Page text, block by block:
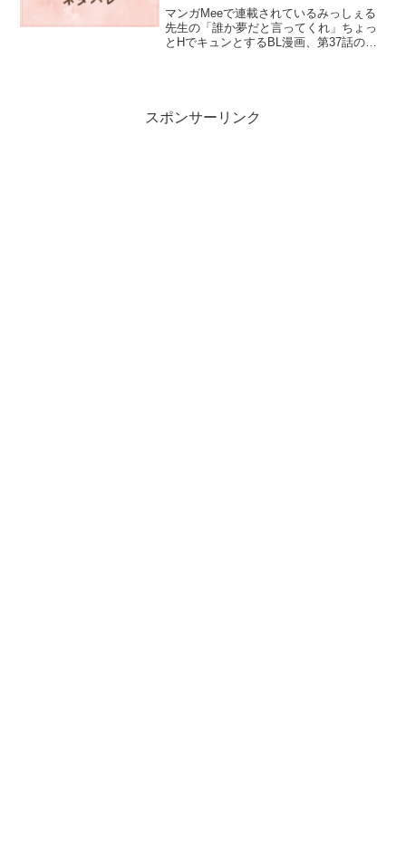
マンガMeeで連載されているみっしぇる
先生の「誰か夢だと言ってくれ」ちょっ
とHでキュンとするBL漫画、第37話のネ
スポンサーリンク